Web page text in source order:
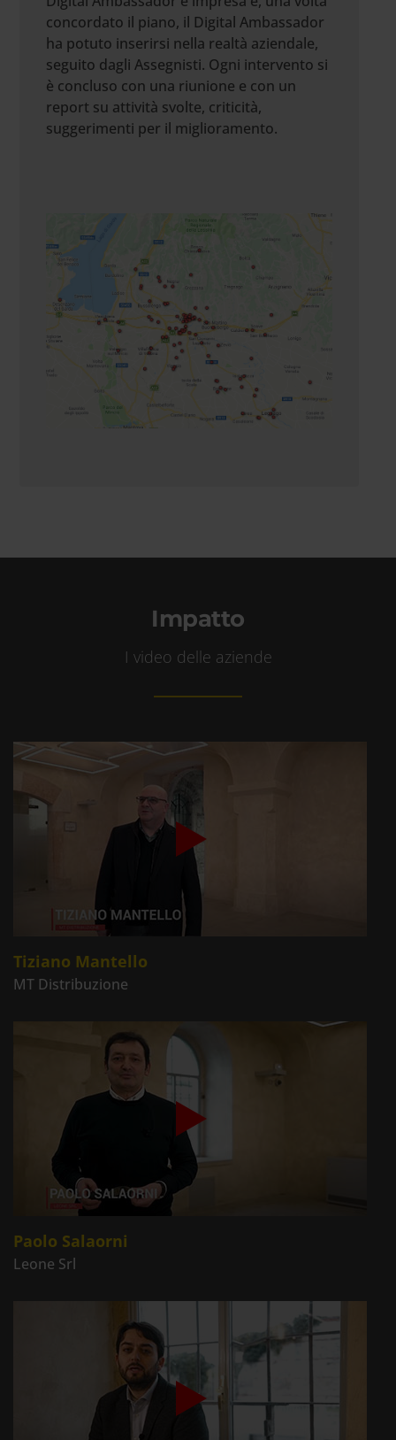
concordato il piano, il Digital Ambassador
ha potuto inserirsi nella realtà aziendale,
seguito dagli Assegnisti. Ogni intervento si
è concluso con una riunione e con un
report su attività svolte, criticità,
suggerimenti per il miglioramento.
Impatto
I video delle aziende
Tiziano Mantello
MT Distribuzione
Paolo Salaorni
Leone Srl